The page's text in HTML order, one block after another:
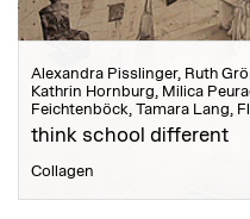
Alexandra Pisslinger, Ruth
Kathrin Hornburg, Milica
Feichtenböck, Tamara Lang,
think school different
Collagen